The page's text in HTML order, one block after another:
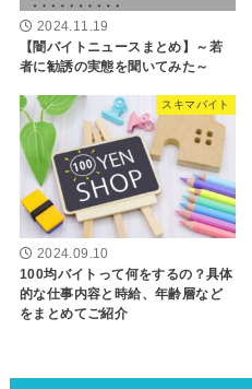
2024.11.19
【闇バイトニュースまとめ】～若
者に勧誘の実態を聞いてみた～
スキマバイト
2024.09.10
100均バイトって何をするの？具体
的な仕事内容と時給、年齢層など
をまとめてご紹介